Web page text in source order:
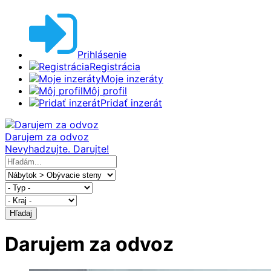
Prihlásenie
Registrácia
Moje inzeráty
Môj profil
Pridať inzerát
Darujem za odvoz
Nevyhadzujte. Darujte!
Hľadaj
Darujem za odvoz